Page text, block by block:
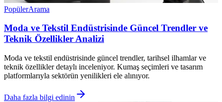
PopülerArama
Moda ve Tekstil Endüstrisinde Güncel Trendler ve
Teknik Özellikler Analizi
Moda ve tekstil endüstrisinde güncel trendler, tarihsel ilhamlar ve
teknik özellikler detaylı inceleniyor. Kumaş seçimleri ve tasarım
platformlarıyla sektörün yenilikleri ele alınıyor.
Daha fazla bilgi edinin